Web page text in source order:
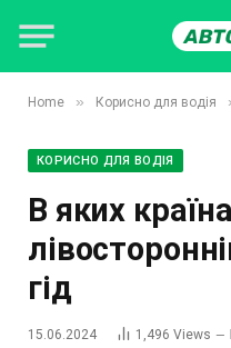
Home » Корисно для водія
КОРИСНО ДЛЯ ВОДІЯ
В яких
гід
15.06.2024 1,496 Views